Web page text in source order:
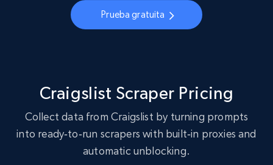
Industries, Operating status, and more.
Crunchbase companies information -
Searching data by keyword
Name, URL, ID, Cb rank, Region, About,
Industries, Operating status, and more.
Prueba gratuita
Craigslist Scraper Pricing
Collect data from Craigslist by turning prompts
into ready‑to‑run scrapers with built‑in proxies and
automatic unblocking.